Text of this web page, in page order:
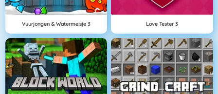
Vuurjongen & Watermeisje 3 Love Tester 3